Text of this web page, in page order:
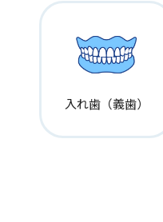
入れ歯（義歯）